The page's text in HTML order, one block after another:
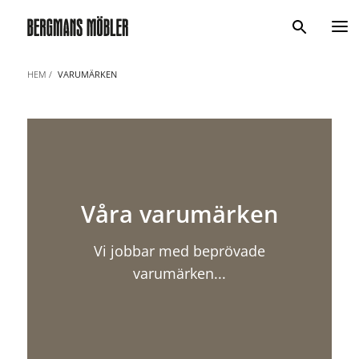
Sök
HEM VARUMÄRKEN
Våra varumärken
Vi jobbar med beprövade
varumärken...